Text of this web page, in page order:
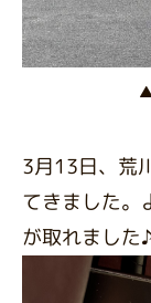
3月13日、荒
てきました。
が取れました